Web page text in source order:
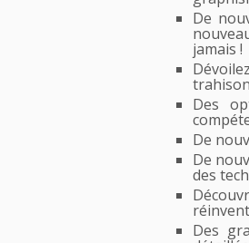
De
jamais !
Des
De
De
des
Des